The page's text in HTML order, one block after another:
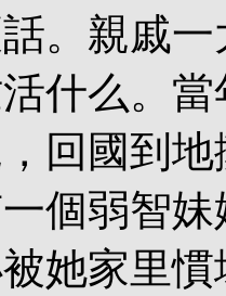
。親戚
什么。
回國到
個弱智妹
她家里